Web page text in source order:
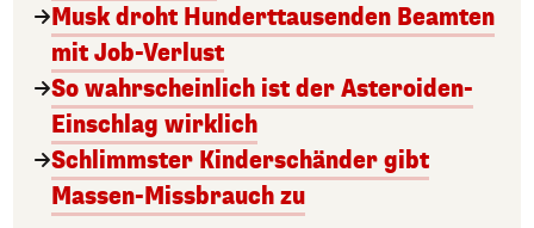
Musk droht Hunderttausenden Beamten
mit Job-Verlust
So wahrscheinlich ist der Asteroiden-
Einschlag wirklich
Schlimmster Kinderschänder gibt
Massen-Missbrauch zu